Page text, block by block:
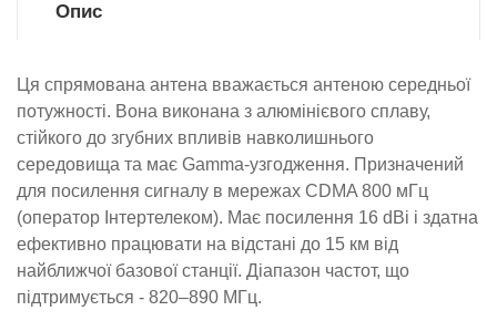
Опис
Ця спрямована антена вважається антеною середньої
потужності. Вона виконана з алюмінієвого сплаву,
стійкого до згубних впливів навколишнього
середовища та має Gamma-узгодження. Призначений
для посилення сигналу в мережах CDMA 800 мГц
(оператор Інтертелеком). Має посилення 16 dBi і здатна
ефективно працювати на відстані до 15 км від
найближчої базової станції. Діапазон частот, що
підтримується - 820–890 МГц.